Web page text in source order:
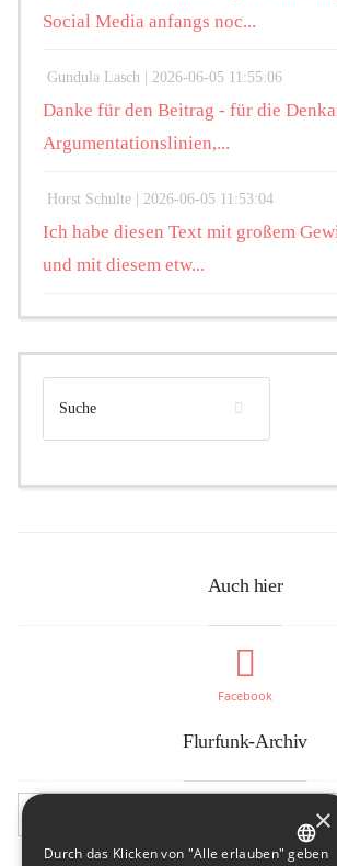
Social Media anfangs noc...
Gundula Lasch | 2026-06-05 11:55:06
Danke für den Beitrag - für die
Argumentationslinien,...
Horst Schulte | 2026-06-05 11:53:04
Ich habe diesen Text mit großem
und mit diesem etw...
Auch hier
Facebook
Flurfunk-Archiv
×
Durch das Klicken von "Alle erlauben" geben